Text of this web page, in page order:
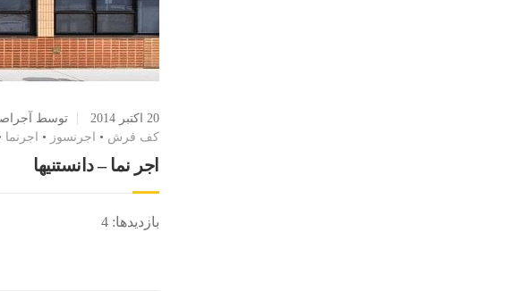
20 اکتبر 2014 توسط
کف فرش • اجرنسوز • اجرنما
اجر نما – دانستنیها
بازدیدها: 4